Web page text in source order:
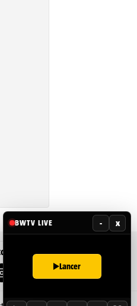
Google Play
BWTV LIVE - x
Lancer